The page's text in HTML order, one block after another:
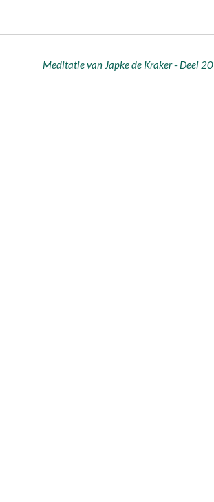
Meditatie van Japke de Kraker - Deel 20